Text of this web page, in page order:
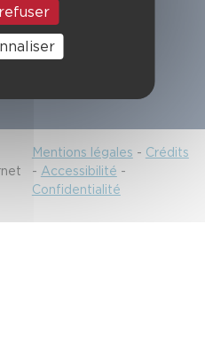
secours
112
Mentions légales - Crédits
- Accessibilité -
Confidentialité